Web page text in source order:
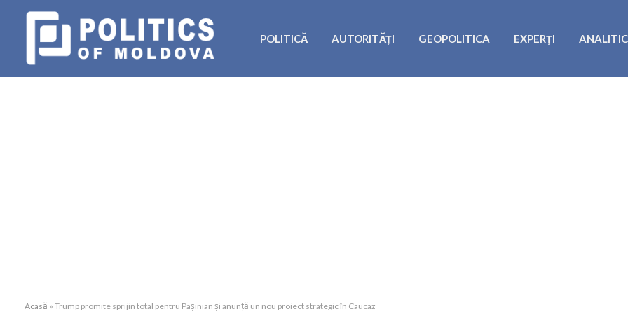
POLITICĂ AUTORITĂȚI GEOPOLITICA EXPERȚI
Acasă » Trump promite sprijin total pentru Pașinian și anunță un nou proiect strategic în Caucaz